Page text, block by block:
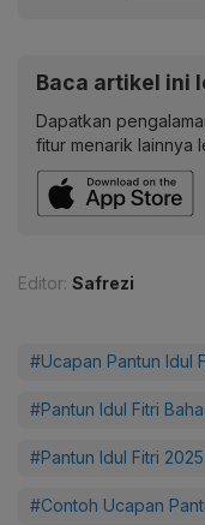
Baca artikel ini
Dapatkan
fitur menarik lainnya
Editor: Safrezi
#Ucapan Pantun Idul
#Pantun Idul Fitri
#Pantun Idul Fitri 2025
#Contoh Ucapan